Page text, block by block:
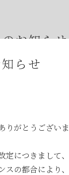
お知らせ
業期間中の休業
7月・8月の『メ
お中元時期の日
らせ
がとうございま
定につきまして
スの都合により、